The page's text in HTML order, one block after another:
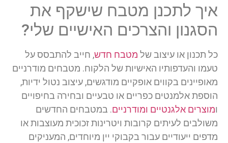
איך לתכנן מטבח שישקף את
הסגנון והצרכים האישיים שלי?
כל תכנון או עיצוב של מטבח חדש, חייב להתבסס על
טעמו והעדפותיו האישיות של הלקוח. מטבחים מודרניים
מאופיינים בקווים אופקיים מודגשים, עיצוב נטול ידיות,
הוספת אלמנטים כפריים או טבעיים ובחירה בחיפויים
ומוצרים אלגנטיים ומודרניים. במטבחים החדשים
משולבים לעיתים קרובות ויטרינות זכוכית מעוצבות או
מדפים ייעודיים עבור בקבוקי יין מיוחדים, המעניקים